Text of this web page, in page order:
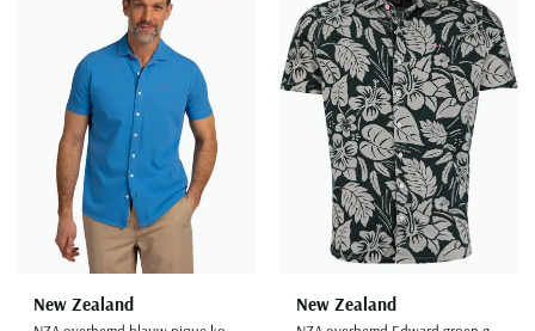
New Zealand
Toevoegen aan favorieten
New Zealand